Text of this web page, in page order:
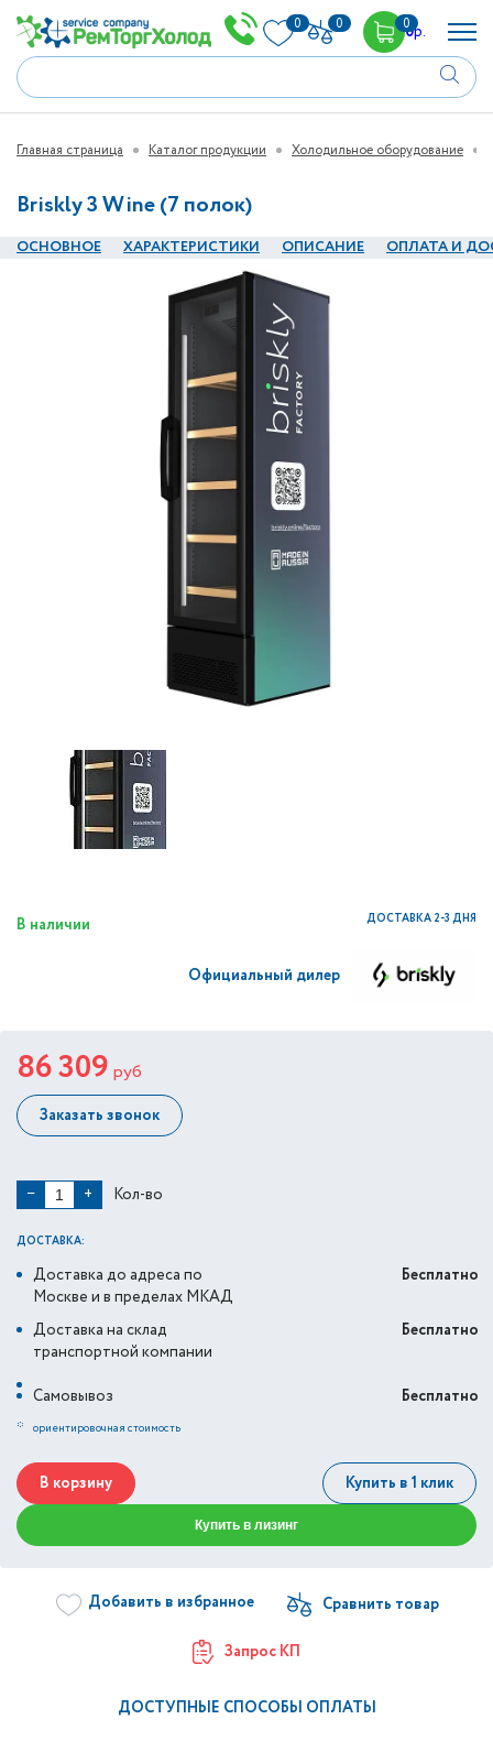
0 0 00р.
Главная страница Каталог продукции Холодильное оборудование
Briskly 3 Wine (7 полок)
ОСНОВНОЕ ХАРАКТЕРИСТИКИ ОПИСАНИЕ ОПЛАТА И
В наличии ДОСТАВКА 2-3 ДНЯ
Официальный дилер
86 309 руб
Заказать звонок
− + Кол-во
ДОСТАВКА:
Доставка до адреса по
Москве и в пределах МКАД
Бесплатно
Доставка на склад
транспортной компании
Бесплатно
Самовывоз
Бесплатно
* ориентировочная стоимость
В корзину Купить в 1 клик
Купить в лизинг
Добавить в избранное
Запрос КП
ДОСТУПНЫЕ СПОСОБЫ ОПЛАТЫ